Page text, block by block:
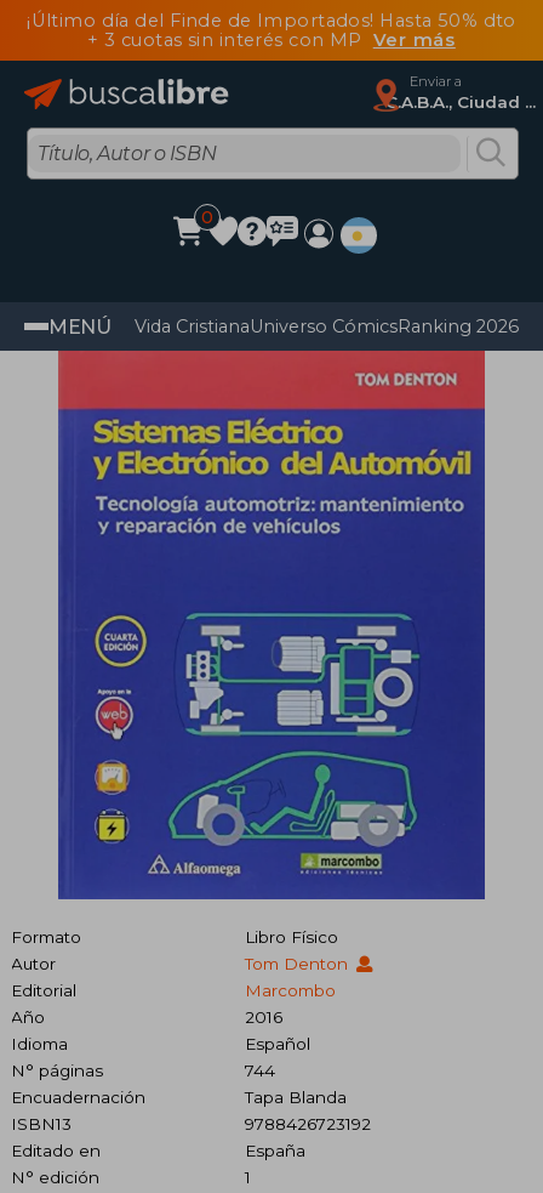
¡Último día del Finde de Importados! Hasta 50% dto
+ 3 cuotas sin interés con MP Ver más
Enviar a
C.A.B.A., Ciudad Autónoma De Buenos Aires
0
MENÚ Vida CristianaUniverso CómicsRanking 2026
Formato
Libro Físico
Autor
Tom Denton
Editorial
Marcombo
Año
2016
Idioma
Español
N° páginas
744
Encuadernación
Tapa Blanda
ISBN13
9788426723192
Editado en
España
N° edición
1